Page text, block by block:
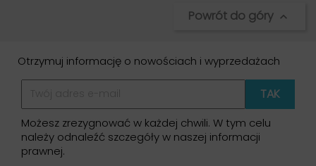
Powrót do góry 
Otrzymuj informację o nowościach i wyprzedażach
Możesz zrezygnować w każdej chwili. W tym celu
należy odnaleźć szczegóły w naszej informacji
prawnej.